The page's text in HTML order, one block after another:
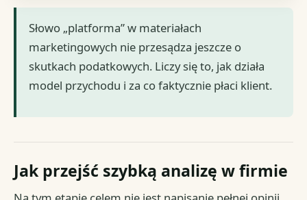
Słowo „platforma” w materiałach
marketingowych nie przesądza jeszcze o
skutkach podatkowych. Liczy się to, jak działa
model przychodu i za co faktycznie płaci klient.
Jak przejść szybką analizę w firmie